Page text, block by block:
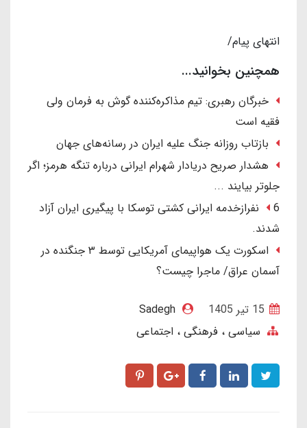
انتهای پیام/
همچنین بخوانید...
خبرگان رهبری: تیم مذاکره‌کننده گوش به فرمان ولی
فقیه است
بازتاب روزانه جنگ علیه ایران در رسانه‌های جهان
هشدار صریح دریادار شهرام ایرانی درباره تنگه هرمز؛ اگر
جلوتر بیایند ...
6 نفرازخدمه ایرانی کشتی توسکا با پیگیری ایران آزاد
شدند.
اسکورت یک هواپیمای آمریکایی توسط ۳ جنگنده در
آسمان عراق/ ماجرا چیست؟
Sadegh
سیاسی ، فرهنگی ، اجتماعی